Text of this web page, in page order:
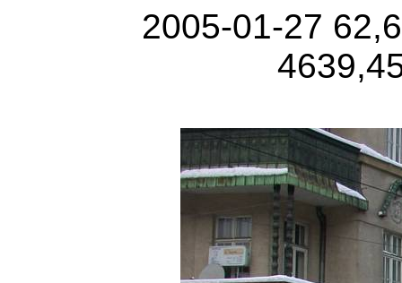
2005-01-27